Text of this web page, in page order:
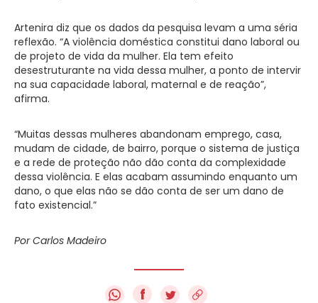
Artenira diz que os dados da pesquisa levam a uma séria
reflexão. “A violência doméstica constitui dano laboral ou
de projeto de vida da mulher. Ela tem efeito
desestruturante na vida dessa mulher, a ponto de intervir
na sua capacidade laboral, maternal e de reação”,
afirma.
“Muitas dessas mulheres abandonam emprego, casa,
mudam de cidade, de bairro, porque o sistema de justiça
e a rede de proteção não dão conta da complexidade
dessa violência. E elas acabam assumindo enquanto um
dano, o que elas não se dão conta de ser um dano de
fato existencial.”
Por Carlos Madeiro
f